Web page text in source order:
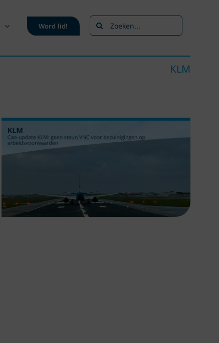
Word lid!
Zoeken
naar:
KLM